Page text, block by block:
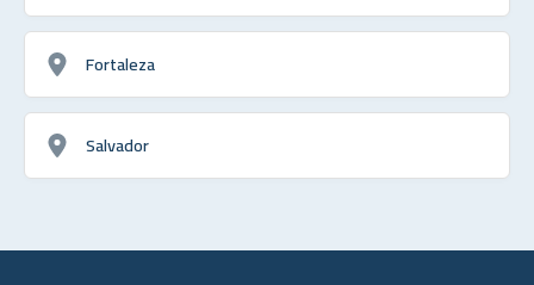
Fortaleza
Salvador